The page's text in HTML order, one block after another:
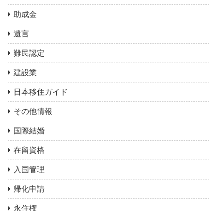
助成金
遺言
難民認定
建設業
日本移住ガイド
その他情報
国際結婚
在留資格
入国管理
帰化申請
永住権